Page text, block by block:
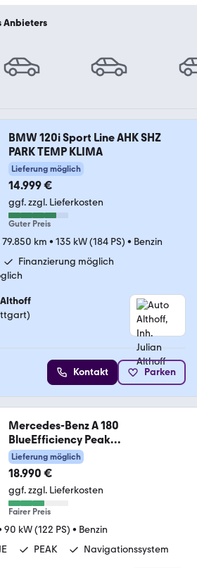
Anbieters
BMW 120i Sport Line AHK SHZ
PARK TEMP KLIMA
Lieferung möglich
14.999 €
ggf. zzgl. Lieferkosten
Guter Preis
79.850 km • 135 kW (184 PS) • Benzin
Finanzierung möglich
Kontakt Parken
Mercedes-Benz A 180
BlueEfficiency Peak
Garantie*Amg Line*KeyL
Lieferung möglich
18.990 €
ggf. zzgl. Lieferkosten
Fairer Preis
90 kW (122 PS) • Benzin
PEAK Navigationssystem